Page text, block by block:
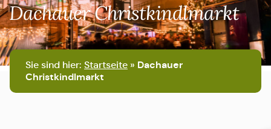
Sie sind hier: Startseite » Dachauer
Christkindlmarkt
Dachauer Christkindlmarkt